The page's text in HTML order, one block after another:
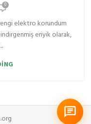
0
elektro korundum
eriyik olarak,